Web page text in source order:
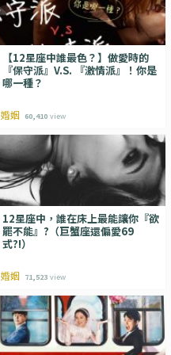
【12星座中誰最色？】做愛時的
『保守派』V.S. 『激情派』！你是
哪一種？
婚姻 60,410 view
12星座中，誰在床上最能讓你『欲
罷不能』?（巨蟹座還偏愛69
式?!）
婚姻 71,523 view